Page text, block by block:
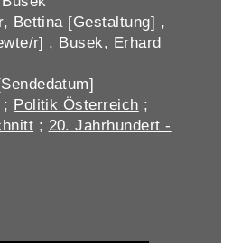
Bettina [Gestaltung] ,
r] , Busek, Erhard
; Politik Österreich ;
; 20. Jahrhundert -